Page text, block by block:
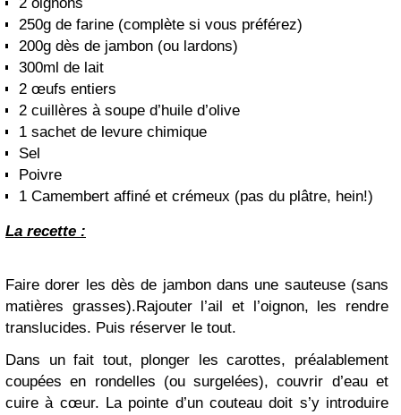
250g de farine (complète si vous préférez)
200g dès de jambon (ou lardons)
300ml de lait
2 œufs entiers
2 cuillères à soupe d’huile d’olive
1 sachet de levure chimique
Sel
Poivre
1 Camembert affiné et crémeux (pas du plâtre, hein!)
La recette :
Faire dorer les dès de jambon dans une sauteuse (sans
matières grasses).Rajouter l’ail et l’oignon, les rendre
translucides. Puis réserver le tout.
Dans un fait tout, plonger les carottes, préalablement
coupées en rondelles (ou surgelées), couvrir d’eau et
cuire à cœur. La pointe d’un couteau doit s’y introduire